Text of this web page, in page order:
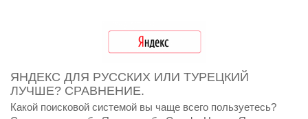
ЯНДЕКС ДЛЯ РУССКИХ ИЛИ ТУРЕЦКИЙ
ЛУЧШЕ? СРАВНЕНИЕ.
Какой поисковой системой вы чаще всего пользуетесь?